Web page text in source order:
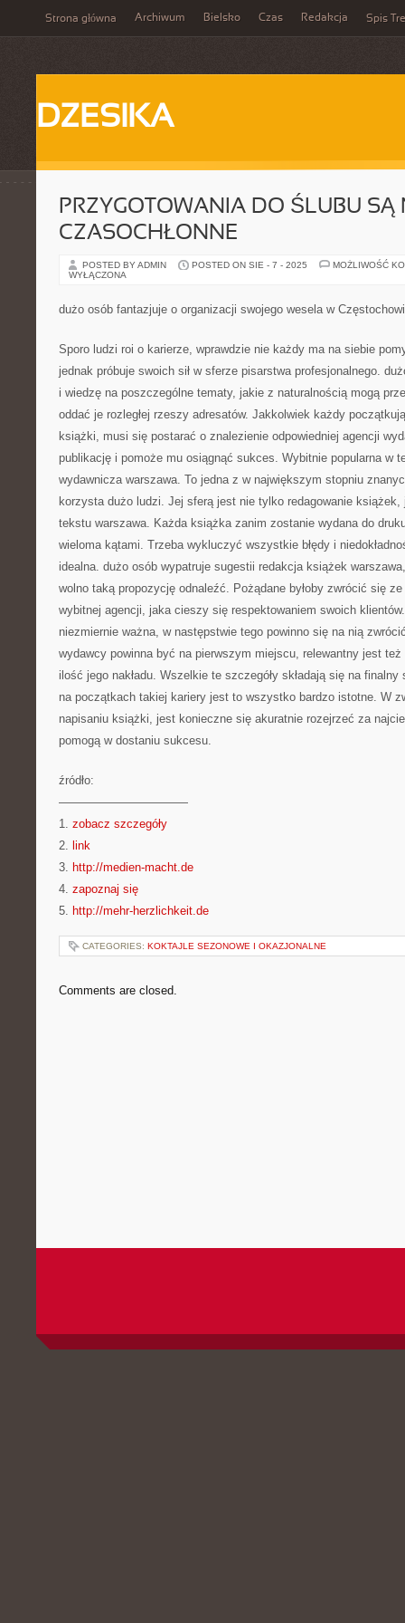
Strona główna Archiwum Bielsko Czas Redakcja Spis
DZESIKA
PRZYGOTOWANIA DO ŚLUBU SĄ
CZASOCHŁONNE
POSTED BY ADMIN POSTED ON SIE - 7 - 2025
MOŻLIWOŚĆ
WYŁĄCZONA
dużo osób fantazjuje o organizacji swojego wesela w
Sporo ludzi roi o karierze, wprawdzie nie każdy ma na siebie
jednak próbuje swoich sił w sferze pisarstwa profesjonalnego.
i wiedzę na poszczególne tematy, jakie z naturalnością mogą
oddać je rozległej rzeszy adresatów. Jakkolwiek każdy
książki, musi się postarać o znalezienie odpowiedniej agencji
publikację i pomoże mu osiągnąć sukces. Wybitnie popularna w
wydawnicza warszawa. To jedna z w największym stopniu
korzysta dużo ludzi. Jej sferą jest nie tylko redagowanie książek,
tekstu warszawa. Każda książka zanim zostanie wydana do
wieloma kątami. Trzeba wykluczyć wszystkie błędy i
idealna. dużo osób wypatruje sugestii redakcja książek
wolno taką propozycję odnaleźć. Pożądane byłoby zwrócić się
wybitnej agencji, jaka cieszy się respektowaniem swoich
niezmiernie ważna, w następstwie tego powinno się na nią
wydawcy powinna być na pierwszym miejscu, relewantny jest
ilość jego nakładu. Wszelkie te szczegóły składają się na
na początkach takiej kariery jest to wszystko bardzo istotne. W
napisaniu książki, jest konieczne się akuratnie rozejrzeć za
pomogą w dostaniu sukcesu.
źródło:
———————————
1. zobacz szczegóły
2. link
3. http://medien-macht.de
4. zapoznaj się
5. http://mehr-herzlichkeit.de
CATEGORIES: KOKTAJLE SEZONOWE I OKAZJONALNE
Comments are closed.